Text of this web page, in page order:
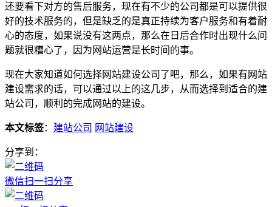
还要看下对方的售后服务，现在有不少的公司都是可以提供很
好的技术服务的，但是缺乏的是真正持续为客户服务和有着耐
心的态度，如果说没有这两点，那么在日后合作时出现什么问
题就很糟心了，因为网站运营是长时间的事。
现在大家知道如何选择网站建设公司了吧，那么，如果有网站
建设需求的话，可以通过以上的这几步，从而选择到适合的建
站公司，顺利的完成网站的建设。
本文标签： 建站公司 网站建设
分享到：
微信扫一扫分享